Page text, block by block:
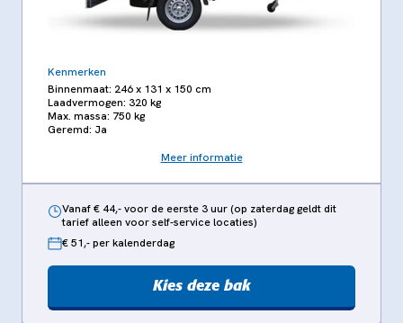
Kenmerken
Binnenmaat: 246 x 131 x 150 cm
Laadvermogen: 320 kg
Max. massa: 750 kg
Geremd: Ja
Meer informatie
Vanaf € 44,- voor de eerste 3 uur (op zaterdag geldt dit
tarief alleen voor self-service locaties)
€ 51,- per kalenderdag
Kies deze bak